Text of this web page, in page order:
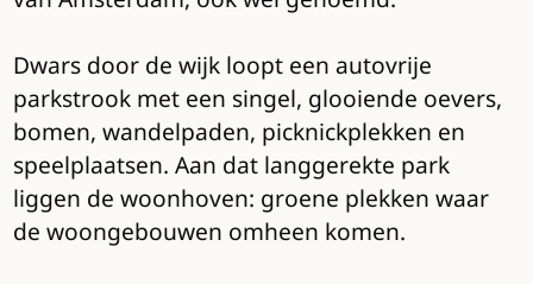
Dwars door de wijk loopt een autovrije
parkstrook met een singel, glooiende oevers,
bomen, wandelpaden, picknickplekken en
speelplaatsen. Aan dat langgerekte park
liggen de woonhoven: groene plekken waar
de woongebouwen omheen komen.